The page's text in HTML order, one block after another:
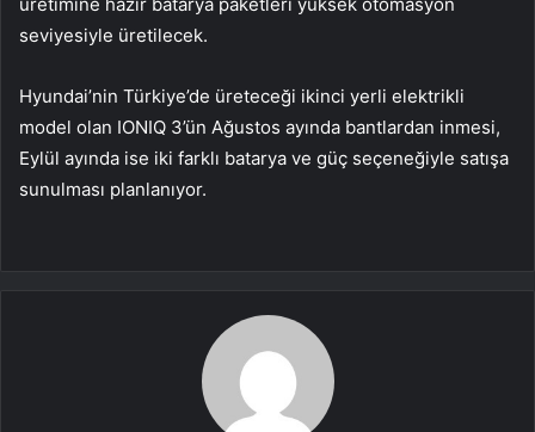
seviyesiyle üretilecek.
Hyundai’nin Türkiye’de üreteceği ikinci yerli elektrikli
model olan IONIQ 3’ün Ağustos ayında bantlardan inmesi,
Eylül ayında ise iki farklı batarya ve güç seçeneğiyle satışa
sunulması planlanıyor.